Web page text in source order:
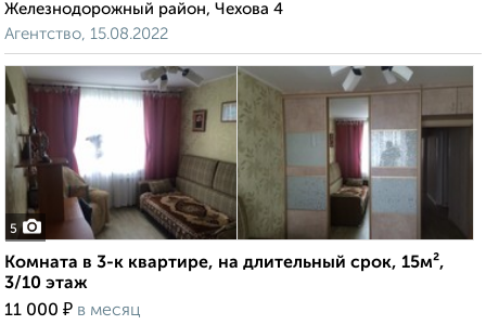
Железнодорожный район, Чехова 4
Агентство, 15.08.2022
5
Комната в 3-к квартире, на длительный срок, 15м²,
3/10 этаж
11 000 ₽ в месяц